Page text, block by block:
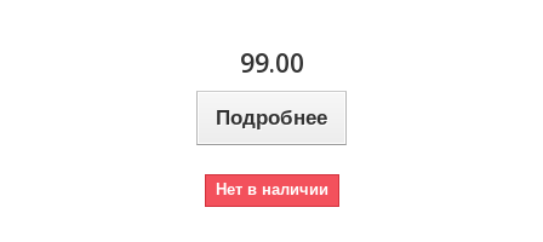
99.00
Подробнее
Нет в наличии